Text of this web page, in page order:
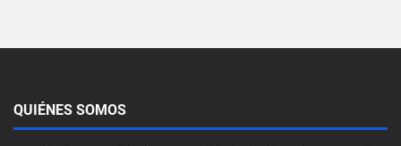
QUIÉNES SOMOS